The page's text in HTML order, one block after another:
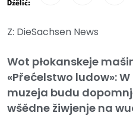
Dźělić:
Z: DieSachsen News
Wot płokanskeje
«Přećelstwo ludow»:
muzeja budu
wšědne žiwjenje na